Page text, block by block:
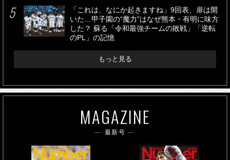
「これは、なにか起きますね」9回表、扉は開
いた…甲子園の“魔力”はなぜ熊本・有明に味方
した？ 蘇る「令和最強チームの敗戦」「逆転
のPL」の記憶
もっと見る
MAGAZINE
最新号